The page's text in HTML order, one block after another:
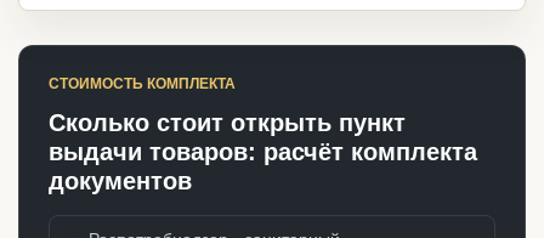
СТОИМОСТЬ КОМПЛЕКТА
Сколько стоит открыть пункт
выдачи товаров: расчёт комплекта
документов